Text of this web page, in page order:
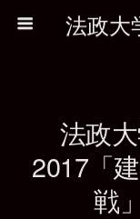
法政
2017「
戦